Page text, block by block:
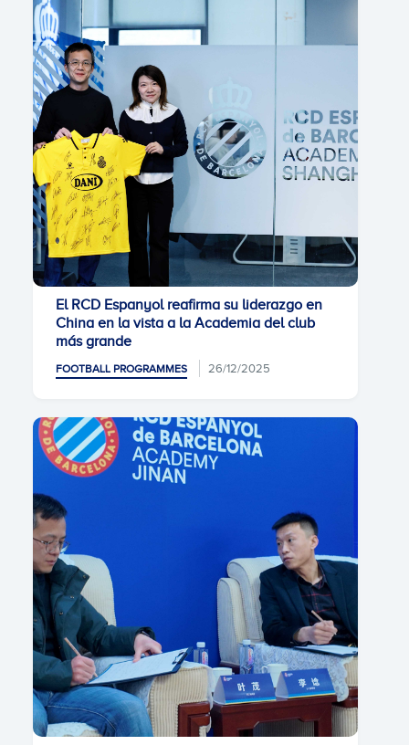
El RCD Espanyol reafirma su liderazgo en
China en la vista a la Academia del club
más grande
FOOTBALL PROGRAMMES 26/12/2025